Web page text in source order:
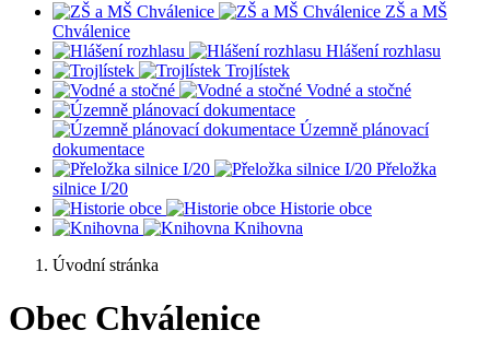
ZŠ a MŠ
Chválenice
Hlášení rozhlasu
Trojlístek
Vodné a stočné
Územně plánovací
dokumentace
Přeložka
silnice I/20
Historie obce
Knihovna
Úvodní stránka
Obec Chválenice